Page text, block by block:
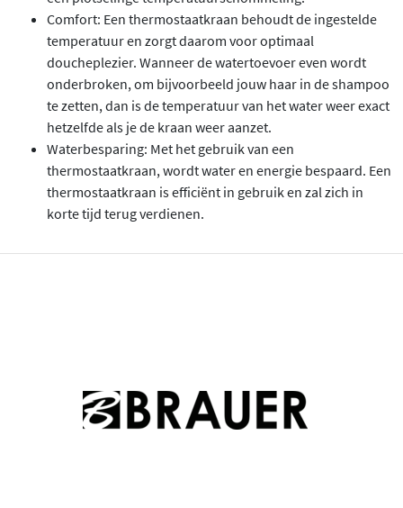
Comfort: Een thermostaatkraan behoudt de ingestelde
temperatuur en zorgt daarom voor optimaal
doucheplezier. Wanneer de watertoevoer even wordt
onderbroken, om bijvoorbeeld jouw haar in de shampoo
te zetten, dan is de temperatuur van het water weer exact
hetzelfde als je de kraan weer aanzet.
Waterbesparing: Met het gebruik van een
thermostaatkraan, wordt water en energie bespaard. Een
thermostaatkraan is efficiënt in gebruik en zal zich in
korte tijd terug verdienen.